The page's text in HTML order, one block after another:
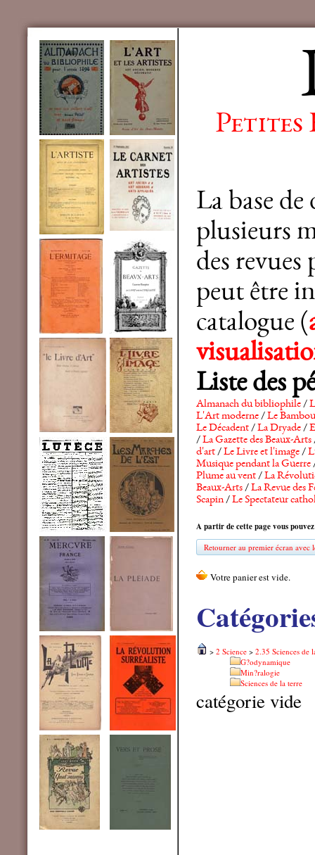
Petites
La base
plusieurs
des revues
peut être
catalogue (
Liste des
Almanach du bibliophile/
L'Art moderne/Le Bambou
Le Décadent/La Dryade/
/La Gazette des Beaux-Arts
d'art/Le Livre et l'image/
Musique pendant la Guerre
Plume au vent/La
Beaux-Arts/La Revue des
Scapin/Le Spectateur
A partir de cette page vous
Retourner au premier écran avec
> 2 Science > 2.35 Sciences de
G?odynamique
Min?ralogie
Sciences de la terre
catégorie vide